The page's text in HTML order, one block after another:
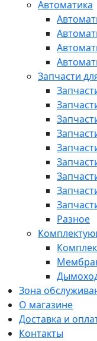
Автоматика
Запчасти
Разное
Зона
О магазине
Доставка и
Контакты